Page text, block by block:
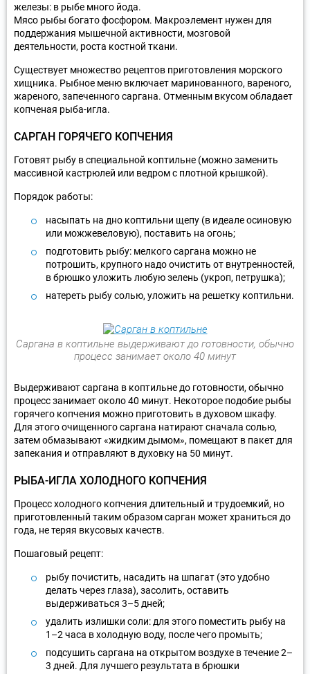
железы: в рыбе много йода.
Мясо рыбы богато фосфором. Макроэлемент нужен для
поддержания мышечной активности, мозговой
деятельности, роста костной ткани.
Существует множество рецептов приготовления морского
хищника. Рыбное меню включает маринованного, вареного,
жареного, запеченного саргана. Отменным вкусом обладает
копченая рыба-игла.
САРГАН ГОРЯЧЕГО КОПЧЕНИЯ
Готовят рыбу в специальной коптильне (можно заменить
массивной кастрюлей или ведром с плотной крышкой).
Порядок работы:
насыпать на дно коптильни щепу (в идеале осиновую
или можжевеловую), поставить на огонь;
подготовить рыбу: мелкого саргана можно не
потрошить, крупного надо очистить от внутренностей,
в брюшко уложить любую зелень (укроп, петрушка);
натереть рыбу солью, уложить на решетку коптильни.
Саргана в коптильне выдерживают до готовности, обычно
процесс занимает около 40 минут
Выдерживают саргана в коптильне до готовности, обычно
процесс занимает около 40 минут. Некоторое подобие рыбы
горячего копчения можно приготовить в духовом шкафу.
Для этого очищенного саргана натирают сначала солью,
затем обмазывают «жидким дымом», помещают в пакет для
запекания и отправляют в духовку на 50 минут.
РЫБА-ИГЛА ХОЛОДНОГО КОПЧЕНИЯ
Процесс холодного копчения длительный и трудоемкий, но
приготовленный таким образом сарган может храниться до
года, не теряя вкусовых качеств.
Пошаговый рецепт:
рыбу почистить, насадить на шпагат (это удобно
делать через глаза), засолить, оставить
выдерживаться 3–5 дней;
удалить излишки соли: для этого поместить рыбу на
1–2 часа в холодную воду, после чего промыть;
подсушить саргана на открытом воздухе в течение 2–
3 дней. Для лучшего результата в брюшки